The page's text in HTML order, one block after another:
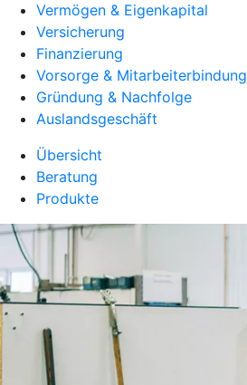
Vermögen & Eigenkapital
Versicherung
Finanzierung
Vorsorge & Mitarbeiterbindung
Gründung & Nachfolge
Auslandsgeschäft
Übersicht
Beratung
Produkte